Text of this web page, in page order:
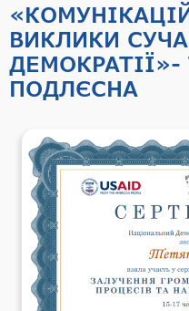
ВИКЛИКИ
ДЕМОКРАТІЇ»-
ПОДЛЄСНА